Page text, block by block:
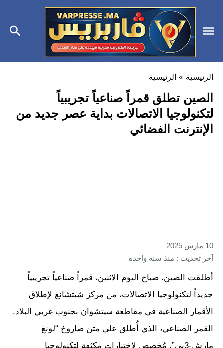
الرئيسية » الرئيسية
الصين تطلق قمراً صناعياً تجريبياً
لتكنولوجيا الاتصالات بداية عصر جديد من
الإنترنت الفضائي
10 مارس 2025
آخر تحديث : منذ سنة واحدة
أطلقت الصين، صباح اليوم الاثنين، قمراً صناعياً تجريبياً
جديداً لتكنولوجيا الاتصالات، من مركز شيتشانغ لإطلاق
الأقمار الصناعية في مقاطعة سيتشوان بجنوب غربي البلاد.
القمر الصناعي، الذي أُطلق على متن صاروخ “لونغ
مارش-3بي”، مُخصص لاختبارات مكثفة لتكنولوجيا